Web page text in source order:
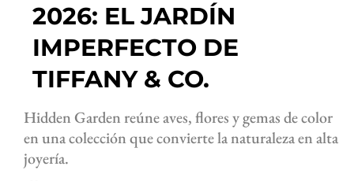
2026: EL JARDÍN
IMPERFECTO DE
TIFFANY & CO.
Hidden Garden reúne aves, flores y gemas de color
en una colección que convierte la naturaleza en alta
joyería.